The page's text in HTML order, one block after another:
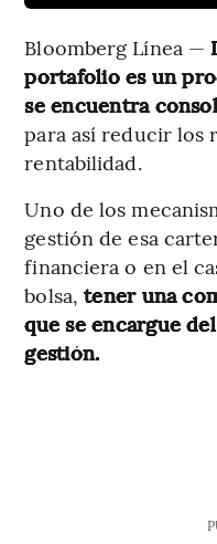
Bloomberg Línea —
portafolio es un
se encuentra
para así reducir los
rentabilidad.
Uno de los
gestión de esa
financiera o en el
bolsa,tener una
que se encargue
gestión.